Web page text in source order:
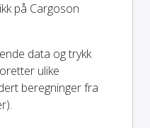
på Cargoson
data og trykk
ulike
beregninger fra